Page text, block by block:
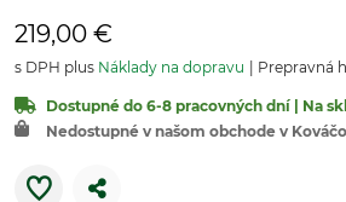
219,00 €
s DPH plus Náklady na dopravu Prepravná
Dostupné do 6-8 pracovných dní | Na
Nedostupné v našom obchode v